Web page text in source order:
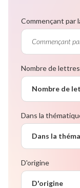
Commençant par
Nombre de lettres
Nombre de
Dans la
Dans la
D'origine
D'origine